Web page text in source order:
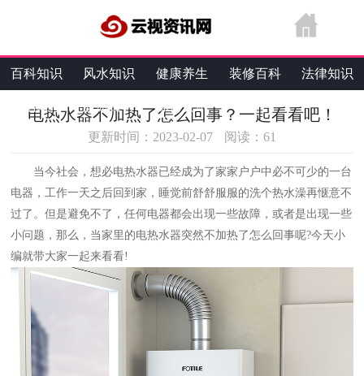
百科知识 风水知识 健康养生 装修百科 法律知识
生活维修 旅游百科 综合资讯
电热水器不加热了怎么回事？一起看看吧！
更新时间：2023-02-07 阅读： 61
当今社会，想必电热水器已经成为了家家户户中必不可少的一台
电器，工作一天之后回到家，睡觉前舒舒服服的洗个热水澡再惬意不
过了。但是避免不了，任何电器都会出现一些故障，或者是出现一些
小问题，那么，当家里的电热水器突然不加热了怎么回事呢?今天小
编就带大家一起来看看!